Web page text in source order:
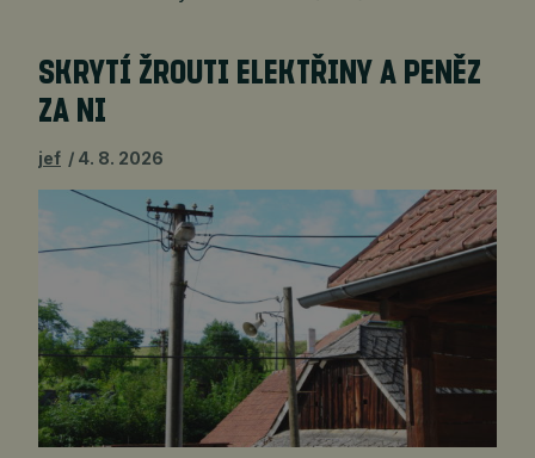
SKRYTÍ ŽROUTI ELEKTŘINY A PENĚZ
ZA NI
jef 4. 8. 2026